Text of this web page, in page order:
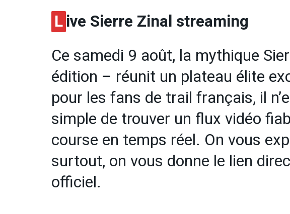
Live Sierre Zinal streaming
Ce samedi 9 août, la mythique
édition – réunit un plateau élite
pour les fans de trail français, il
simple de trouver un flux vidéo
course en temps réel. On vous
surtout, on vous donne le lien
officiel.